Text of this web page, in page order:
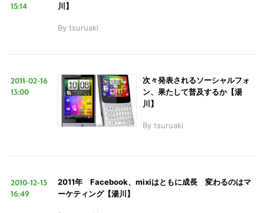
15:14
川】
By tsuruaki
2011-02-16
13:00
次々発表されるソーシャルフォ
ン、果たして普及するか【湯
川】
By tsuruaki
2010-12-13
16:49
2011年 Facebook、mixiはともに成長 変わるのはマ
ーケティング【湯川】